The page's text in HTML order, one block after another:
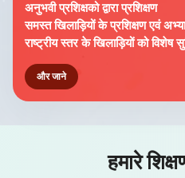
अनुभवी प्रशिक्षको द्वारा प्रशिक्षण
समस्त खिलाड़ियों के प्रशिक्षण एवं
राष्ट्रीय स्तर के खिलाड़ियों को विशेष
और जाने
हमारे